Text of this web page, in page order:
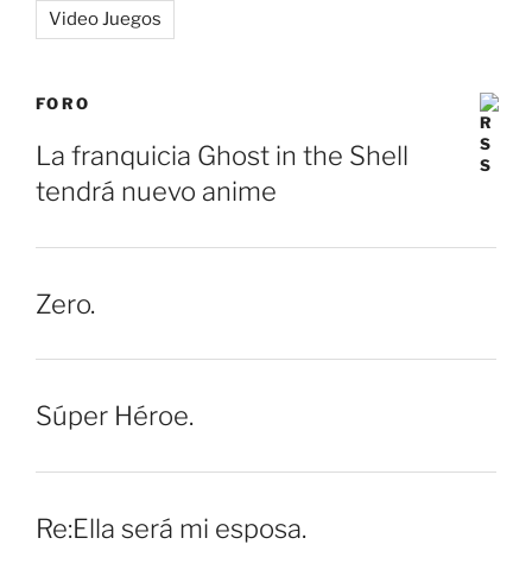
Video Juegos
FORO
La franquicia Ghost in the Shell
tendrá nuevo anime
Zero.
Súper Héroe.
Re:Ella será mi esposa.